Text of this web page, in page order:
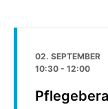
02. SEPTEMBER
10:30 - 12:00